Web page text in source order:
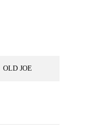
OLD JOE